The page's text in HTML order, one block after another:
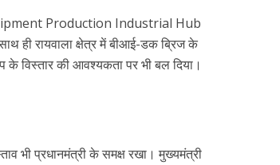
Equipment Production Industrial Hub
ही रायवाला क्षेत्र में बीआई-डक ब्रिज के
के विस्तार की आवश्यकता पर भी बल दिया।
भी प्रधानमंत्री के समक्ष रखा। मुख्यमंत्री